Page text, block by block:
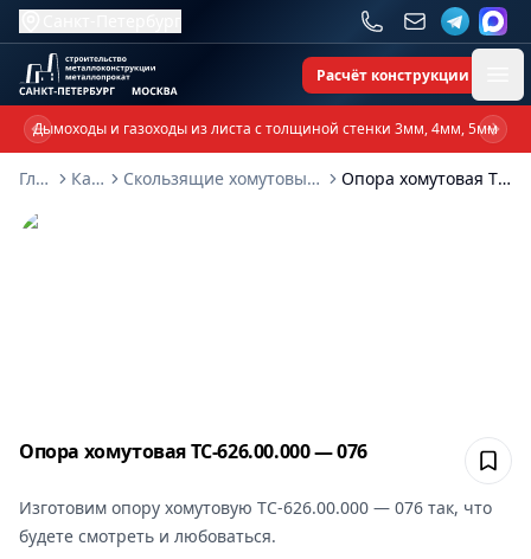
Расчёт конструкции
Дымоходы и газоходы из листа с толщиной стенки 3мм, 4мм, 5мм
Previous slide
Главная
Каталог Скользящие хомутовые опоры ТС-626-00-000 Опора хомутовая ТС-626.00.000 — 076
Опора хомутовая ТС-626.00.000 — 076
Изготовим опору хомутовую ТС-626.00.000 — 076 так, что
будете смотреть и любоваться.